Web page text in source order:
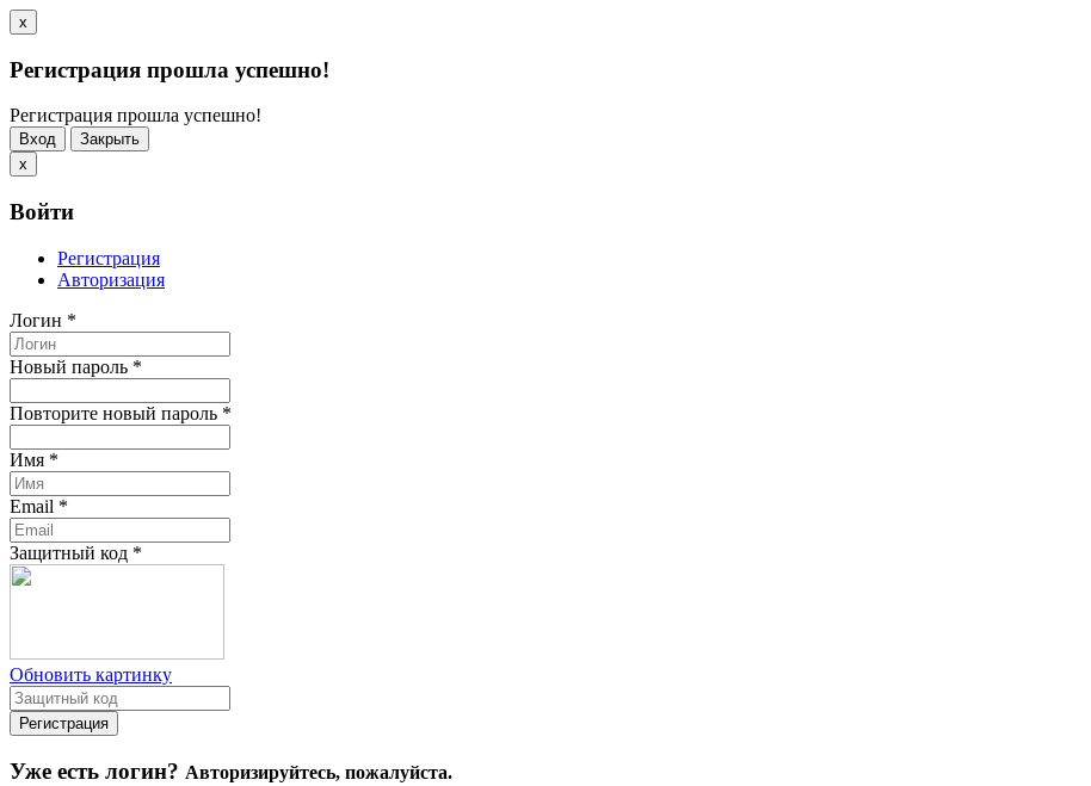
x
Регистрация прошла успешно!
Регистрация прошла успешно!
Вход
Закрыть
x
Войти
Регистрация
Авторизация
Логин *
Новый пароль *
Повторите новый пароль *
Имя *
Email *
Защитный код *
Обновить картинку
Уже есть логин? Авторизируйтесь, пожалуйста.